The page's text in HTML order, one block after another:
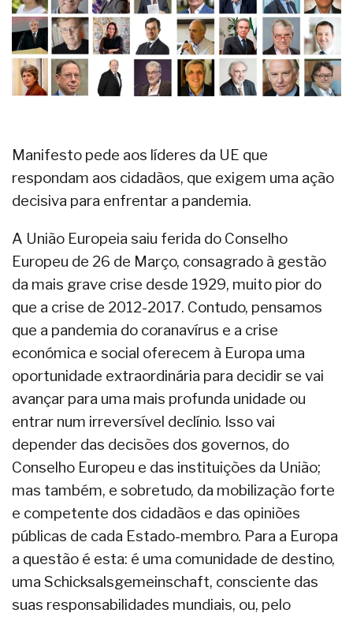
Manifesto pede aos líderes da UE que
respondam aos cidadãos, que exigem uma ação
decisiva para enfrentar a pandemia.
A União Europeia saiu ferida do Conselho
Europeu de 26 de Março, consagrado à gestão
da mais grave crise desde 1929, muito pior do
que a crise de 2012-2017. Contudo, pensamos
que a pandemia do coranavírus e a crise
económica e social oferecem à Europa uma
oportunidade extraordinária para decidir se vai
avançar para uma mais profunda unidade ou
entrar num irreversível declínio. Isso vai
depender das decisões dos governos, do
Conselho Europeu e das instituições da União;
mas também, e sobretudo, da mobilização forte
e competente dos cidadãos e das opiniões
públicas de cada Estado-membro. Para a Europa
a questão é esta: é uma comunidade de destino,
uma Schicksalsgemeinschaft, consciente das
suas responsabilidades mundiais, ou, pelo